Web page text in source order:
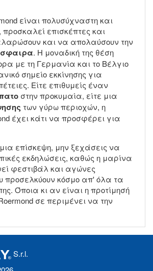
είναι πολυσύχναστη και
επισκέπτες και
και να απολαύσουν την
. Η μοναδική της θέση
με τη Γερμανία και το Βέλγιο
σημείο εκκίνησης για
Είτε επιθυμείς έναν
στην προκυμαία, είτε μια
των γύρω περιοχών, η
έχει κάτι να προσφέρει για
επίσκεψη, μην ξεχάσεις να
εκδηλώσεις, καθώς η μαρίνα
φεστιβάλ και αγώνες
προσελκύουν κόσμο απ' όλα τα
Όποια κι αν είναι η προτίμησή
σε περιμένει να την
S.r.l.